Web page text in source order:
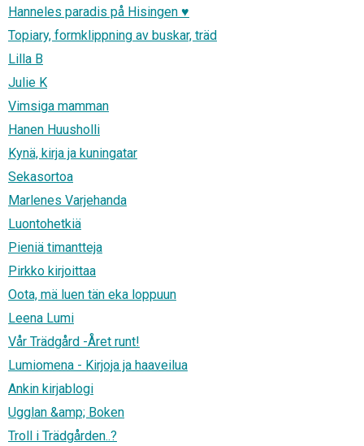
Hanneles paradis på Hisingen ♥
Topiary, formklippning av buskar, träd
Lilla B
Julie K
Vimsiga mamman
Hanen Huusholli
Kynä, kirja ja kuningatar
Sekasortoa
Marlenes Varjehanda
Luontohetkiä
Pieniä timantteja
Pirkko kirjoittaa
Oota, mä luen tän eka loppuun
Leena Lumi
Vår Trädgård -Året runt!
Lumiomena - Kirjoja ja haaveilua
Ankin kirjablogi
Ugglan &amp; Boken
Troll i Trädgården..?